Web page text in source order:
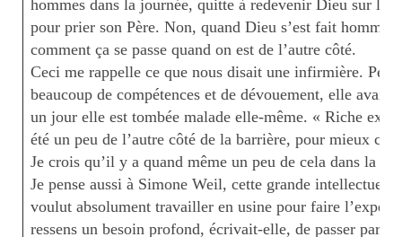
hommes dans la journée, quitte à redevenir Dieu sur le
pour prier son Père. Non, quand Dieu s’est fait homme,
comment ça se passe quand on est de l’autre côté.
Ceci me rappelle ce que nous disait une infirmière.
beaucoup de compétences et de dévouement, elle avait
un jour elle est tombée malade elle-même. « Riche
été un peu de l’autre côté de la barrière, pour mieux
Je crois qu’il y a quand même un peu de cela dans la
Je pense aussi à Simone Weil, cette grande
voulut absolument travailler en usine pour faire
ressens un besoin profond, écrivait-elle, de passer